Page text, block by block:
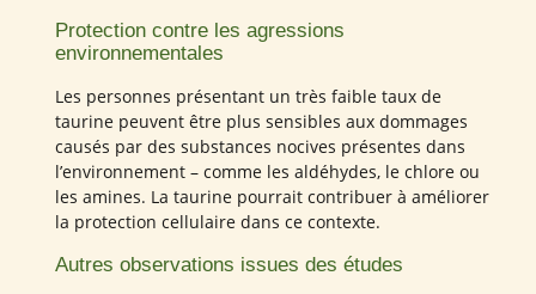
Protection contre les agressions
environnementales
Les personnes présentant un très faible taux de
taurine peuvent être plus sensibles aux dommages
causés par des substances nocives présentes dans
l’environnement – comme les aldéhydes, le chlore ou
les amines. La taurine pourrait contribuer à améliorer
la protection cellulaire dans ce contexte.
Autres observations issues des études